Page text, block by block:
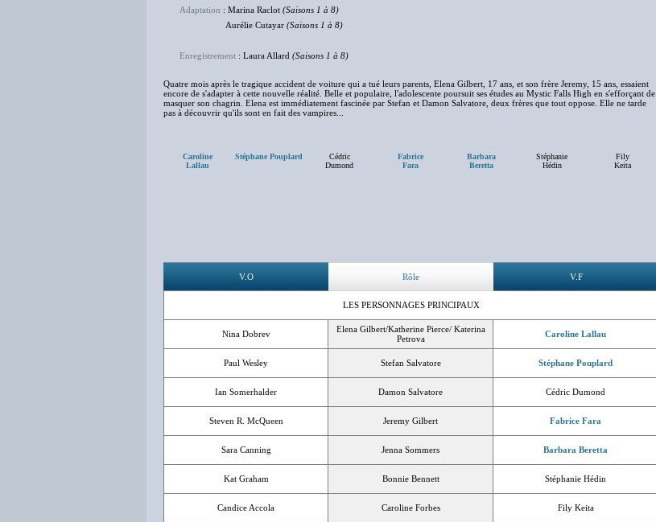
Adaptation : Marina Raclot (Saisons 1 à 8)
Aurélie Cutayar (Saisons 1 à 8)
Enregistrement : Laura Allard (Saisons 1 à 8)
Quatre mois après le tragique accident de voiture qui a tué leurs parents, Elena Gilbert, 17 ans, et son frère Jeremy, 15 ans, essaient
encore de s'adapter à cette nouvelle réalité. Belle et populaire, l'adolescente poursuit ses études au Mystic Falls High en s'efforçant de
masquer son chagrin. Elena est immédiatement fascinée par Stefan et Damon Salvatore, deux frères que tout oppose. Elle ne tarde
pas à découvrir qu'ils sont en fait des vampires...
Caroline
Lallau
Stéphane Pouplard
Cédric
Dumond
Fabrice
Fara
Barbara
Beretta
Stéphanie
Hédin
Fily
Keita
V.O Rôle V.F
LES PERSONNAGES PRINCIPAUX
Nina Dobrev
Elena Gilbert/Katherine Pierce/ Katerina
Petrova
Caroline Lallau
Paul Wesley Stefan Salvatore Stéphane Pouplard
Ian Somerhalder Damon Salvatore Cédric Dumond
Steven R. McQueen Jeremy Gilbert Fabrice Fara
Sara Canning Jenna Sommers Barbara Beretta
Kat Graham Bonnie Bennett Stéphanie Hédin
Candice Accola Caroline Forbes Fily Keita